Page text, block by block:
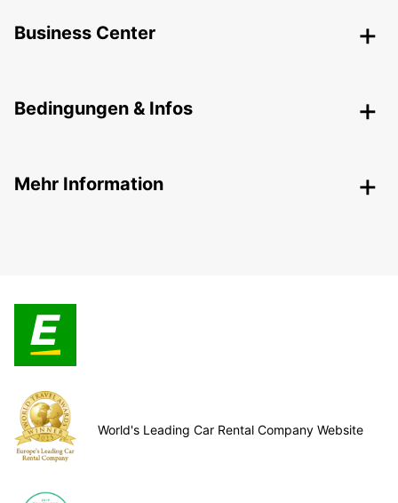
Business Center
Bedingungen & Infos
Mehr Information
World's Leading Car Rental Company Website